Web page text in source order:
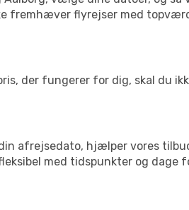
fremhæver flyrejser med
der fungerer for dig, skal du
afrejsedato, hjælper vores
med tidspunkter og dage